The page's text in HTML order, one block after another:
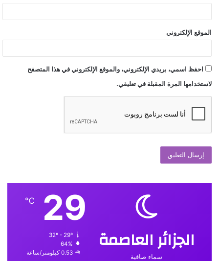
الموقع الإلكتروني
احفظ اسمي، بريدي الإلكتروني، والموقع الإلكتروني في هذا المتصفح
لاستخدامها المرة المقبلة في تعليقي.
الجزائر العاصمة
سماء صافية
29
℃
32º - 29º
64%
0.53 كيلومتر/ساعة